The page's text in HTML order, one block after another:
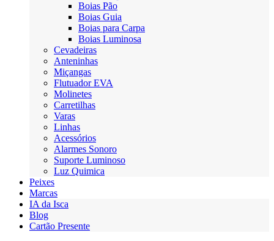
Boias Pão
Boias Guia
Boias para Carpa
Boias Luminosa
Cevadeiras
Anteninhas
Miçangas
Flutuador EVA
Molinetes
Carretilhas
Varas
Linhas
Acessórios
Alarmes Sonoro
Suporte Luminoso
Luz Quimica
Peixes
Marcas
IA da Isca
Blog
Cartão Presente